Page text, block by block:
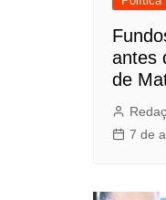
antes
de
7 de